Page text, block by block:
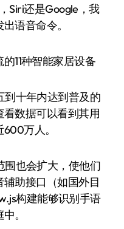
Siri还是Google，我
语音命令。
到十年内达到普及的
数据可以看到其用
万人。
围也会扩大，使他们
助接口（如国外目
构建能够识别手语
。